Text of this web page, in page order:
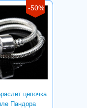
-50%
цепочка
Пандора